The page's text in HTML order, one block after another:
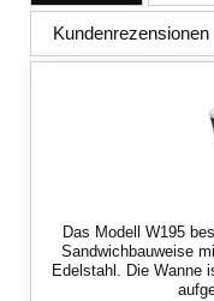
Kundenrezensionen
Das Modell W195
Sandwichbauweise
Edelstahl. Die Wanne